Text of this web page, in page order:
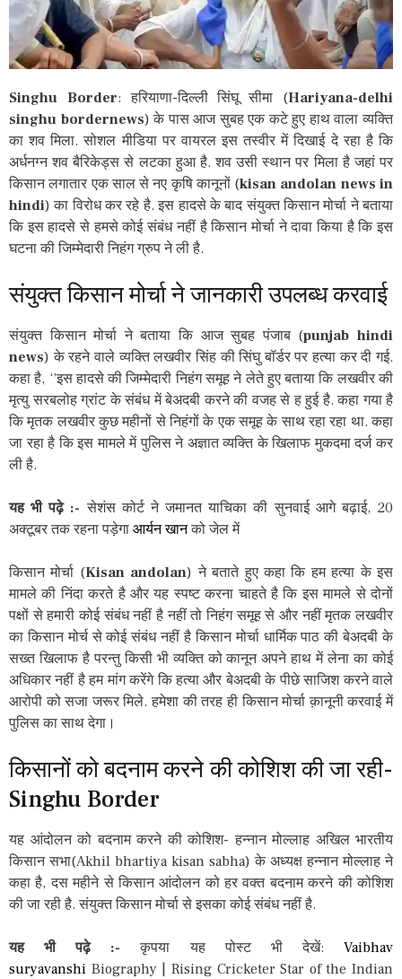
Singhu Border: हरियाणा-दिल्ली सिंघू सीमा (Hariyana-delhi
singhu bordernews) के पास आज सुबह एक कटे हुए हाथ वाला व्यक्ति
का शव मिला. सोशल मीडिया पर वायरल इस तस्वीर में दिखाई दे रहा है कि
अर्धनग्न शव बैरिकेड्स से लटका हुआ है. शव उसी स्थान पर मिला है जहां पर
किसान लगातार एक साल से नए कृषि कानूनों (kisan andolan news in
hindi) का विरोध कर रहे है. इस हादसे के बाद संयुक्त किसान मोर्चा ने बताया
कि इस हादसे से हमसे कोई संबंध नहीं है किसान मोर्चा ने दावा किया है कि इस
घटना की जिम्मेदारी निहंग ग्रुप ने ली है.
संयुक्त किसान मोर्चा ने जानकारी उपलब्ध करवाई
संयुक्त किसान मोर्चा ने बताया कि आज सुबह पंजाब (punjab hindi
news) के रहने वाले व्यक्ति लखवीर सिंह की सिंघु बॉर्डर पर हत्या कर दी गई.
कहा है, ‘’इस हादसे की जिम्मेदारी निहंग समूह ने लेते हुए बताया कि लखवीर की
मृत्यु सरबलोह ग्रांट के संबंध में बेअदबी करने की वजह से ह हुई है. कहा गया है
कि मृतक लखवीर कुछ महीनों से निहंगों के एक समूह के साथ रहा रहा था. कहा
जा रहा है कि इस मामले में पुलिस ने अज्ञात व्यक्ति के खिलाफ मुकदमा दर्ज कर
ली है.
यह भी पढ़े :- सेशंस कोर्ट ने जमानत याचिका की सुनवाई आगे बढ़ाई, 20
अक्टूबर तक रहना पड़ेगा आर्यन खानको जेल में
किसान मोर्चा (Kisan andolan) ने बताते हुए कहा कि हम हत्या के इस
मामले की निंदा करते है और यह स्पष्ट करना चाहते है कि इस मामले से दोनों
पक्षों से हमारी कोई संबंध नहीं है नहीं तो निहंग समूह से और नहीं मृतक लखवीर
का किसान मोर्च से कोई संबंध नहीं है किसान मोर्चा धार्मिक पाठ की बेअदबी के
सख्त खिलाफ है परन्तु किसी भी व्यक्ति को कानून अपने हाथ में लेना का कोई
अधिकार नहीं है हम मांग करेंगे कि हत्या और बेअदबी के पीछे साजिश करने वाले
आरोपी को सजा जरूर मिले. हमेशा की तरह ही किसान मोर्चा क़ानूनी करवाई में
पुलिस का साथ देगा।
किसानों को बदनाम करने की कोशिश की जा रही-
Singhu Border
यह आंदोलन को बदनाम करने की कोशिश- हन्नान मोल्लाह अखिल भारतीय
किसान सभा(Akhil bhartiya kisan sabha) के अध्यक्ष हन्नान मोल्लाह ने
कहा है, दस महीने से किसान आंदोलन को हर वक्त बदनाम करने की कोशिश
की जा रही है. संयुक्त किसान मोर्चा से इसका कोई संबंध नहीं है.
यह भी पढ़े :- कृपया यह पोस्ट भी देखें:Vaibhav
suryavanshi Biography | Rising Cricketer Star of the Indian